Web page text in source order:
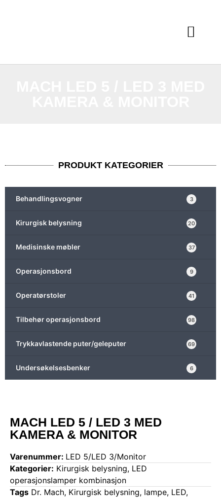
PRODUKT KATEGORIER
Behandlingsvogner 3
Kirurgisk belysning 20
Medisinske møbler 37
Operasjonsbord 9
Operatørstoler 41
Tilbehør operasjonsbord 98
Trykkavlastende puter/geleputer 69
Undersøkelsesbenker 6
MACH LED 5 / LED 3 MED
KAMERA & MONITOR
Varenummer: LED 5/LED 3/Monitor
Kategorier: Kirurgisk belysning, LED
operasjonslamper kombinasjon
Tags Dr. Mach, Kirurgisk belysning, lampe, LED,